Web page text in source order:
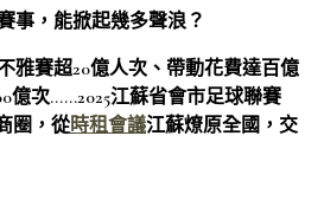
事，能掀起幾多聲浪？
雅賽超20億人次、帶動花費達百億
億次……2025江蘇省會市足球聯賽
圈，從時租會議江蘇燎原全國，交